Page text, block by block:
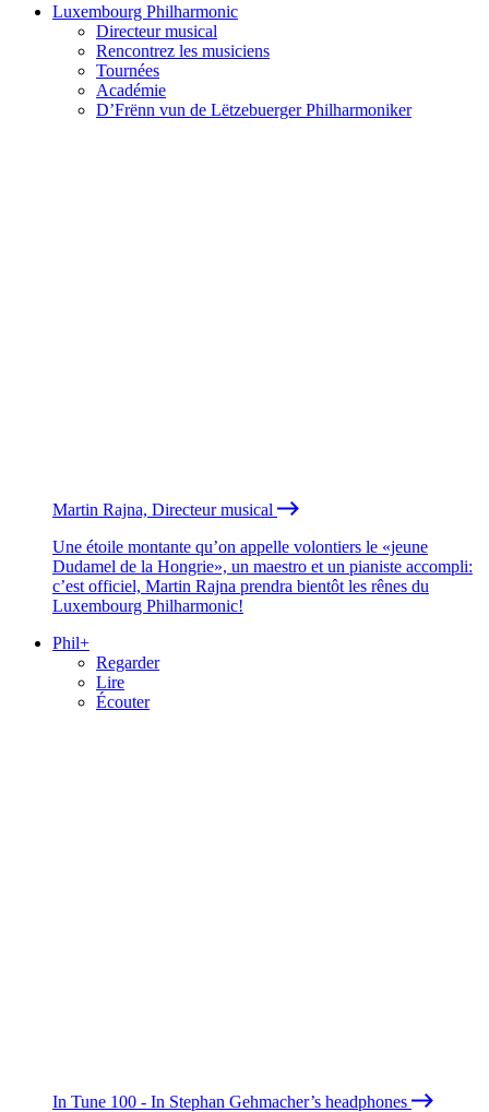
Luxembourg Philharmonic
Directeur musical
Rencontrez les musiciens
Tournées
Académie
D’Frënn vun de Lëtzebuerger Philharmoniker
Martin Rajna, Directeur musical
Une étoile montante qu’on appelle volontiers le «jeune
Dudamel de la Hongrie», un maestro et un pianiste accompli:
c’est officiel, Martin Rajna prendra bientôt les rênes du
Luxembourg Philharmonic!
Phil+
Regarder
Lire
Écouter
In Tune 100 - In Stephan Gehmacher’s headphones